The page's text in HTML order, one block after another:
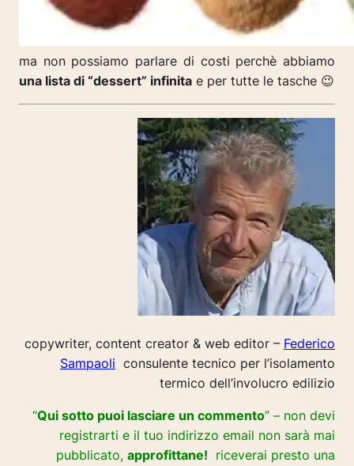
ma non possiamo parlare di costi perchè abbiamo
una lista di “dessert” infinita e per tutte le tasche 😉
copywriter, content creator & web editor – Federico
Sampaoli consulente tecnico per l’isolamento
termico dell’involucro edilizio
“Qui sotto puoi lasciare un commento” – non devi
registrarti e il tuo indirizzo email non sarà mai
pubblicato, approfittane! riceverai presto una